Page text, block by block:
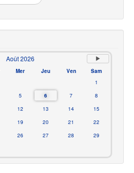
Août 2026
Mer Jeu Ven
Sam
1
5 6 7
8
12 13 14
15
19 20 21
22
26 27 28
29